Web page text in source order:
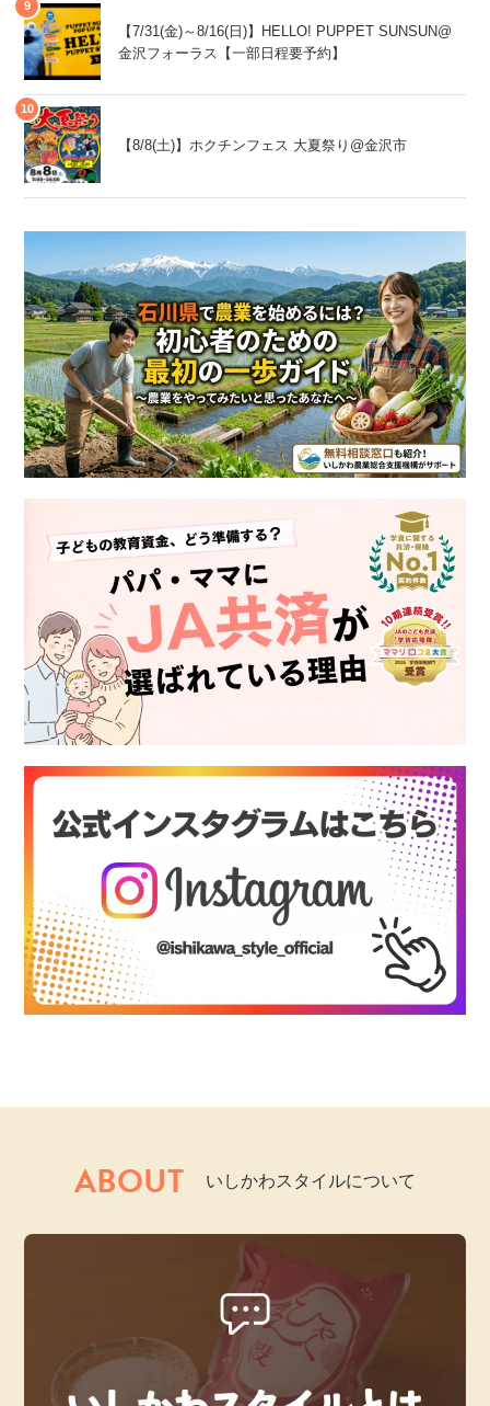
【7/31(金)～8/16(日)】HELLO! PUPPET SUNSUN@
金沢フォーラス【一部日程要予約】
【8/8(土)】ホクチンフェス 大夏祭り@金沢市
ABOUT いしかわスタイルについて